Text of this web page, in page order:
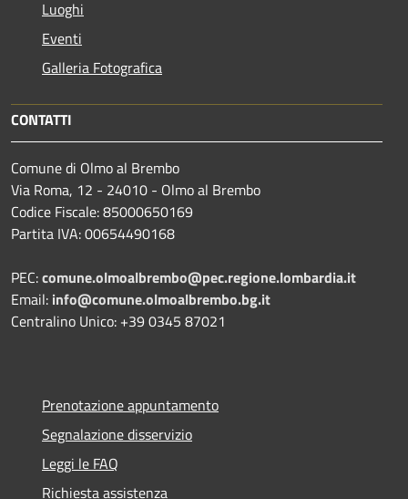
Luoghi
Eventi
Galleria Fotografica
CONTATTI
Comune di Olmo al Brembo
Via Roma, 12 - 24010 - Olmo al Brembo
Codice Fiscale: 85000650169
Partita IVA: 00654490168
PEC:comune.olmoalbrembo@pec.regione.lombardia.it
Email: info@comune.olmoalbrembo.bg.it
Centralino Unico: +39 0345 87021
Prenotazione appuntamento
Segnalazione disservizio
Leggi le FAQ
Richiesta assistenza